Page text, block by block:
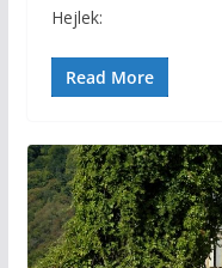
Hejlek:
Read More